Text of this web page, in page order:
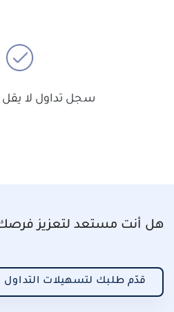
سجل تداول لا يقل عن
هل أنت مستعد لتعزيز فرصك
قدّم طلبك لتسهيلات التداول